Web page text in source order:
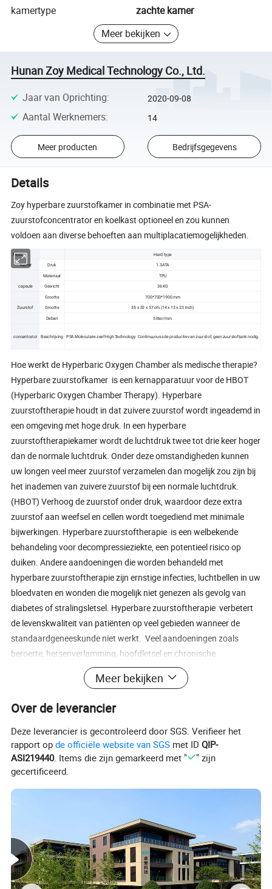
kamertype
zachte kamer
Meer bekijken
Hunan Zoy Medical Technology Co., Ltd.
Jaar van Oprichting: 2020-09-08
Aantal Werknemers: 14
Meer producten Bedrijfsgegevens
Details
Zoy hyperbare zuurstofkamer in combinatie met PSA-
zuurstofconcentrator en koelkast optioneel en zou kunnen
voldoen aan diverse behoeften aan multiplacatiemogelijkheden.
Model
Hard type
Kamer
Druk
1.3ATA
Materiaal
TPU
capsule
Gewicht
36 KG
Grootte
700*700*1900 mm
Zuurstof
Grootte
35 x 32 x 57 cm (14 x 13 x 23 inch)
Debiet
5 liter/min.
concentrator Beschrijving PSA Moleculaire zeef High Technology. Continuuouss de productie van zuurstof, geen zuurstoftank nodig.
Hoe werkt de Hyperbaric Oxygen Chamber als medische therapie?
Hyperbare zuurstofkamer is een kernapparatuur voor de HBOT
(Hyperbaric Oxygen Chamber Therapy). Hyperbare
zuurstoftherapie houdt in dat zuivere zuurstof wordt ingeademd in
een omgeving met hoge druk. In een hyperbare
zuurstoftherapiekamer wordt de luchtdruk twee tot drie keer hoger
dan de normale luchtdruk. Onder deze omstandigheden kunnen
uw longen veel meer zuurstof verzamelen dan mogelijk zou zijn bij
het inademen van zuivere zuurstof bij een normale luchtdruk.
(HBOT) Verhoog de zuurstof onder druk, waardoor deze extra
zuurstof aan weefsel en cellen wordt toegediend met minimale
bijwerkingen. Hyperbare zuurstoftherapie is een welbekende
behandeling voor decompressieziekte, een potentieel risico op
duiken. Andere aandoeningen die worden behandeld met
hyperbare zuurstoftherapie zijn ernstige infecties, luchtbellen in uw
bloedvaten en wonden die mogelijk niet genezen als gevolg van
diabetes of stralingsletsel. Hyperbare zuurstoftherapie verbetert
de levenskwaliteit van patiënten op veel gebieden wanneer de
standaardgeneeskunde niet werkt. Veel aandoeningen zoals
beroerte, hersenverlamming, hoofdletsel en chronische
vermoeidheid hebben positief gereageerd op HBOT.
Meer bekijken
Over de leverancier
Deze leverancier is gecontroleerd door SGS. Verifieer het
rapport opde officiële website van SGS met IDQIP-
ASI219440. Items die zijn gemarkeerd met "
" zijn
gecertificeerd.